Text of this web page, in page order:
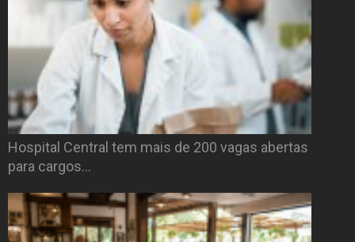
Hospital Central tem mais de 200 vagas abertas
para cargos…